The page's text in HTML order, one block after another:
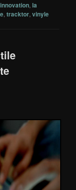
innovation,la
,tracktor,vinyle